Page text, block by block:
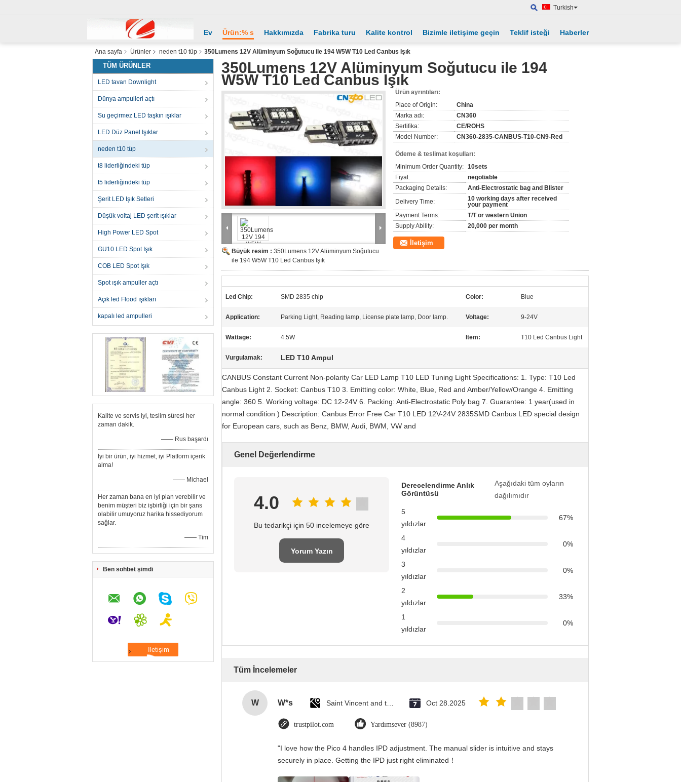
Turkish
Ev Ürün:% s Hakkımızda Fabrika turu Kalite kontrol Bizimle iletişime geçin Teklif isteği Haberler
Ana sayfa Ürünler neden t10 tüp 350Lumens 12V Alüminyum Soğutucu ile 194 W5W T10 Led Canbus Işık
TÜM ÜRÜNLER
LED tavan Downlight
Dünya ampulleri açtı
Su geçirmez LED taşkın ışıklar
LED Düz Panel Işıklar
neden t10 tüp
t8 liderliğindeki tüp
t5 liderliğindeki tüp
Şerit LED Işık Setleri
Düşük voltaj LED şerit ışıklar
High Power LED Spot
GU10 LED Spot Işık
COB LED Spot Işık
Spot ışık ampuller açtı
Açık led Flood ışıkları
kapalı led ampulleri
Kalite ve servis iyi, teslim süresi her
zaman dakik.
—— Rus başardı
İyi bir ürün, iyi hizmet, iyi Platform içerik
alma!
—— Michael
Her zaman bana en iyi plan verebilir ve
benim müşteri biz işbirliği için bir şans
olabilir umuyoruz harika hissediyorum
sağlar.
—— Tim
Ben sohbet şimdi
350Lumens 12V Alüminyum Soğutucu ile 194
W5W T10 Led Canbus Işık
Büyük resim : 350Lumens 12V Alüminyum Soğutucu
ile 194 W5W T10 Led Canbus Işık
Ürün ayrıntıları:
Place of Origin:
China
Marka adı:
CN360
Sertifika:
CE/ROHS
Model Number:
CN360-2835-CANBUS-T10-CN9-Red
Ödeme & teslimat koşulları:
Minimum Order Quantity: 10sets
Fiyat:
negotiable
Packaging Details:
Anti-Electrostatic bag and Blister
Delivery Time:
10 working days after received
your payment
Payment Terms:
T/T or western Union
Supply Ability:
20,000 per month
İletişim
Led Chip: SMD 2835 chip Color: Blue
Application: Parking Light, Reading lamp, License plate lamp, Door lamp. Voltage: 9-24V
Wattage: 4.5W Item: T10 Led Canbus Light
Vurgulamak: LED T10 Ampul
CANBUS Constant Current Non-polarity Car LED Lamp T10 LED Tuning Light Specifications: 1. Type: T10 Led
Canbus Light 2. Socket: Canbus T10 3. Emitting color: White, Blue, Red and Amber/Yellow/Orange 4. Emitting
angle: 360 5. Working voltage: DC 12-24V 6. Packing: Anti-Electrostatic Poly bag 7. Guarantee: 1 year(used in
normal condition ) Description: Canbus Error Free Car T10 LED 12V-24V 2835SMD Canbus LED special design
for European cars, such as Benz, BMW, Audi, BWM, VW and
Genel Değerlendirme
4.0
Bu tedarikçi için 50 incelemeye göre
Yorum Yazın
Derecelendirme Anlık
Görüntüsü
Aşağıdaki tüm oyların
dağılımıdır
5
yıldızlar
67%
4
yıldızlar
0%
3
yıldızlar
0%
2
yıldızlar
33%
1
yıldızlar
0%
Tüm İncelemeler
W W*s Oct 28.2025
trustpilot.com Yardımsever (8987)
"I love how the Pico 4 handles IPD adjustment. The manual slider is intuitive and stays
securely in place. Getting the IPD just right eliminated！